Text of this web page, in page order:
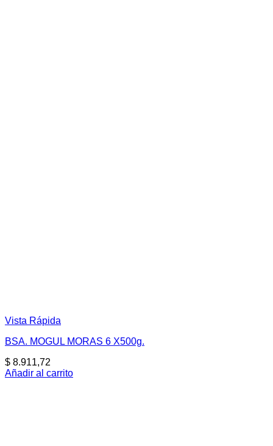
Vista Rápida
BSA. MOGUL MORAS 6 X500g.
$ 8.911,72
Añadir al carrito